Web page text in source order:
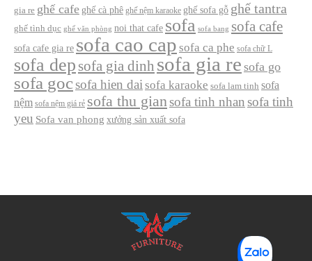
gia re ghế cafe ghế cà phê ghế nệm karaoke ghế sofa gỗ ghế tantra
ghế tình dục ghế văn phòng noi that cafe sofa sofa bang sofa cafe
sofa cafe gia re sofa cao cap sofa ca phe sofa chữ L
sofa dep sofa gia dinh sofa gia re sofa go
sofa gocsofa hien dai sofa karaoke sofa lam tinh sofa
nệm sofa nệm giá rẻ sofa thu giansofa tinh nhan sofa tinh
yeu Sofa van phong xưởng sản xuất sofa